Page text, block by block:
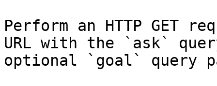
Perform an HTTP GET
URL with the `ask`
optional `goal` query